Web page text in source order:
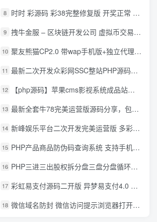
8 时时 彩源码 彩38完整修复版 开奖正常 带手机wap
9 拽牛金服 – 区块链开发公司 虚拟币交易系统 虚拟币交易平台开发 虚拟币ico众
10 聚友熊猫CP2.0 带wap手机版+独立代理后台+整站打包全开源
11 最新二次开发众彩网SSC整站PHP源码+WAP手机版+KJ采集器+集成云端在线充值
12 【php源码】苹果cms影视系统成品站打包+电影先生6.1.1模板优化版+15W+数据
13 最新全套牛78完美运营版源码分享，包含了资源组件+脚本程序
14 新峰娱乐平台二次开发完美运营版 多彩种多玩法 代理分红+积分兑换
15 PHP产品商品防伪码查询系统 支持手机防假验证网站建设 防伪码自动生成 批量导入
16 PHP三进三出股权拆分盘三盘分盘循环拆分系统源码
17 彩虹易支付源码二开版 异梦易支付4.0 可对接官方/易支付/码支付 去除后门 美化用户中心
18 微信域名防封 微信访问提示浏览器打开 非微信访问直接打开预防域名被封域名被封包换服务